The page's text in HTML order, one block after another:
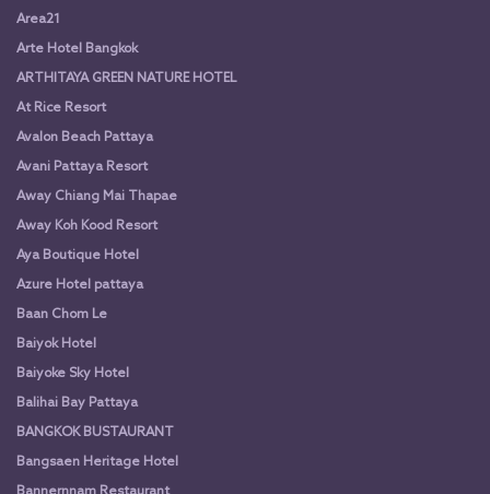
Area21
Arte Hotel Bangkok
ARTHITAYA GREEN NATURE HOTEL
At Rice Resort
Avalon Beach Pattaya
Avani Pattaya Resort
Away Chiang Mai Thapae
Away Koh Kood Resort
Aya Boutique Hotel
Azure Hotel pattaya
Baan Chom Le
Baiyok Hotel
Baiyoke Sky Hotel
Balihai Bay Pattaya
BANGKOK BUSTAURANT
Bangsaen Heritage Hotel